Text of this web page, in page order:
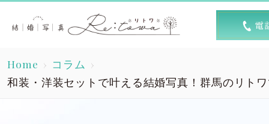
トップ
Top
Home
コラム
和装・洋装セットで叶える結婚写真！群馬のリト